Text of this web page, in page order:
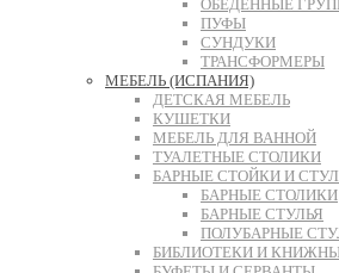
ОБЕДЕННЫЕ
ПУФЫ
СУНДУКИ
ТРАНСФОРМЕРЫ
МЕБЕЛЬ (ИСПАНИЯ)
ДЕТСКАЯ МЕБЕЛЬ
КУШЕТКИ
МЕБЕЛЬ ДЛЯ ВАННОЙ
ТУАЛЕТНЫЕ СТОЛИКИ
БАРНЫЕ СТОЙКИ И
БАРНЫЕ СТОЛИКИ
БАРНЫЕ СТУЛЬЯ
ПОЛУБАРНЫЕ
БИБЛИОТЕКИ И